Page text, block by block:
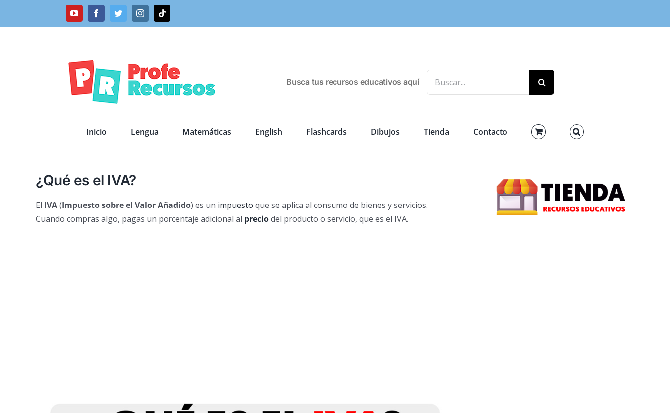
YouTubeFacebookTwitterInstagramTiktok
Busca tus recursos educativos aquí
Inicio Lengua Matemáticas English Flashcards Dibujos Tienda Contacto
¿Qué es el IVA?
El IVA(Impuesto sobre el Valor Añadido) es un impuesto que se aplica al consumo de bienes y servicios.
Cuando compras algo, pagas un porcentaje adicional al preciodel producto o servicio, que es el IVA.